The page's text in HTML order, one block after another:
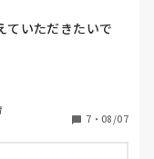
ていただきたいで
支援も通常通り開
の頻度で行ってま
ょうか？？
7 ・ 08/07